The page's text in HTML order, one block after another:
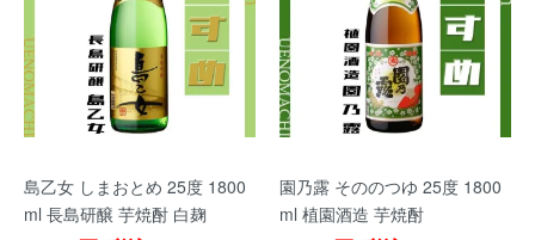
島乙女 しまおとめ 25度 1800
ml 長島研醸 芋焼酎 白麹
園乃露 そののつゆ 25度 1800
ml 植園酒造 芋焼酎